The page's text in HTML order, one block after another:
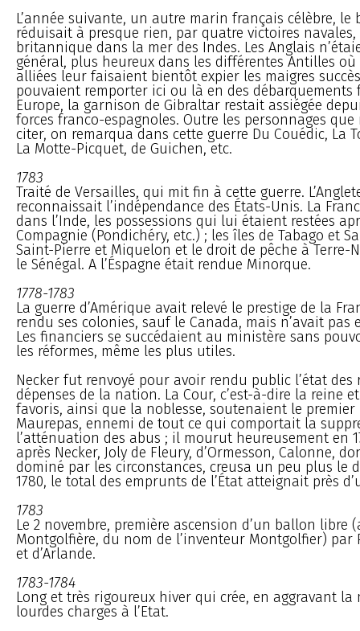
L’année suivante, un autre marin français célèbre, le
réduisait à presque rien, par quatre victoires
britannique dans la mer des Indes. Les Anglais
général, plus heureux dans les différentes Antilles
alliées leur faisaient bientôt expier les maigres
pouvaient remporter ici ou là en des débarquements
Europe, la garnison de Gibraltar restait assiégée
forces franco-espagnoles. Outre les personnages
citer, on remarqua dans cette guerre Du Couédic, La
La Motte-Picquet, de Guichen, etc.
1783
Traité de Versailles, qui mit fin à cette guerre.
reconnaissait l’indépendance des États-Unis. La
dans l’Inde, les possessions qui lui étaient restées
Compagnie (Pondichéry, etc.) ; les îles de Tabago et
Saint-Pierre et Miquelon et le droit de pêche à Terre-
le Sénégal. A l’Éspagne était rendue Minorque.
1778-1783
La guerre d’Amérique avait relevé le prestige de la
rendu ses colonies, sauf le Canada, mais n’avait pas
Les financiers se succédaient au ministère sans
les réformes, même les plus utiles.
Necker fut renvoyé pour avoir rendu public l’état des
dépenses de la nation. La Cour, c’est-à-dire la reine
favoris, ainsi que la noblesse, soutenaient le
Maurepas, ennemi de tout ce qui comportait la
l’atténuation des abus ; il mourut heureusement en
après Necker, Joly de Fleury, d’Ormesson, Calonne,
dominé par les circonstances, creusa un peu plus le
1780, le total des emprunts de l’État atteignait près
1783
Le 2 novembre, première ascension d’un ballon libre
Montgolfière, du nom de l’inventeur Montgolfier) par
et d’Arlande.
1783-1784
Long et très rigoureux hiver qui crée, en aggravant la
lourdes charges à l’Etat.